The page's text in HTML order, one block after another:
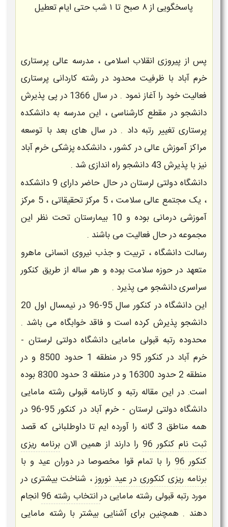
پاسخگویی از ۸ صبح تا ۱ شب حتی ایام تعطیل
پس از پیروزی انقلاب اسلامی ، مدرسه عالی پرستاری
خرم آباد با ظرفیت محدود در رشته کاردانی پرستاری
فعالیت خود را آغاز نمود . در سال 1366 در پی پذیرش
دانشجو در مقطع کارشناسی ، این مدرسه به دانشکده
پرستاری تغییر رتبه داد . در سال های بعد با توسعه
مراکز آموزش عالی در کشور ، دانشکده پزشکی خرم آباد
نیز با پذیرش 43 دانشجو راه اندازی شد .
دانشگاه دولتی لرستان در حال حاضر دارای 9 دانشکده
، یک مجتمع عالی سلامت ، 5 مرکز تحقیقاتی ، 5 مرکز
آموزشی درمانی بوده و 10 بیمارستان تحت نظر این
مجموعه در حال فعالیت می باشند .
رسالت دانشگاه ، تربیت و جذب نیروی انسانی ماهرو
متعهد در حوزه سلامت بوده و هر ساله از طریق کنکور
سراسری دانشجو می پذیرد .
این دانشگاه در کنکور سال 95-96 در نیمسال اول 20
دانشجو پذیرش کرده است و فاقد خوابگاه می باشد .
محدوده رتبه قبولی ماماییدانشگاه دولتی لرستان -
خرم آباد در کنکور 95 در منطقه 1 حدود 8500 و در
منطقه 2 حدود 16300 و در منطقه 3 حدود 8300 بوده
است. در این مقاله رتبه و کارنامه قبولی رشته مامایی
دانشگاه دولتی لرستان - خرم آباد در کنکور 95-96 در
همه مناطق 3 گانه را آورده ایم تا داوطلبانی که قصد
ثبت نام کنکور 96
را دارند از همین الان برنامه ریزی
کنکور 96
را با تمام قوا مخصوصا در دوران عید و با
برنامه ریزی کنکوری در عید نوروز، شناخت بیشتری در
مورد رتبه قبولی رشته ماماییدرانتخاب رشته 96
انجام
دهند . همچنین برای آشنایی بیشتر با رشته مامایی